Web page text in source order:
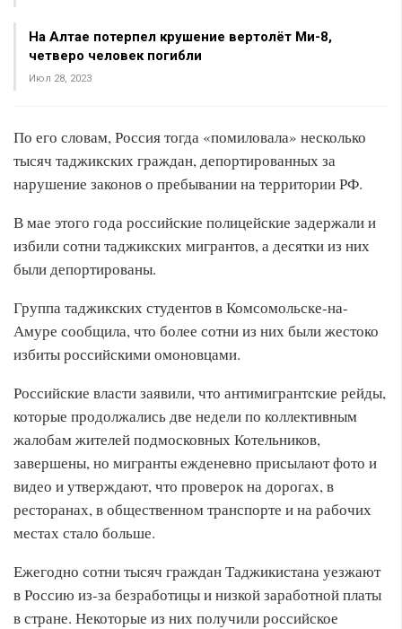
На Алтае потерпел крушение вертолёт Ми-8,
четверо человек погибли
Июл 28, 2023
По его словам, Россия тогда «помиловала» несколько
тысяч таджикских граждан, депортированных за
нарушение законов о пребывании на территории РФ.
В мае этого года российские полицейские задержали и
избили сотни таджикских мигрантов, а десятки из них
были депортированы.
Группа таджикских студентов в Комсомольске-на-
Амуре сообщила, что более сотни из них были жестоко
избиты российскими омоновцами.
Российские власти заявили, что антимигрантские рейды,
которые продолжались две недели по коллективным
жалобам жителей подмосковных Котельников,
завершены, но мигранты ежденевно присылают фото и
видео и утверждают, что проверок на дорогах, в
ресторанах, в общественном транспорте и на рабочих
местах стало больше.
Ежегодно сотни тысяч граждан Таджикистана уезжают
в Россию из-за безработицы и низкой заработной платы
в стране. Некоторые из них получили российское